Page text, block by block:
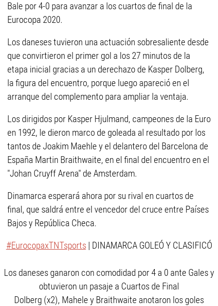
Bale por 4-0 para avanzar a los cuartos de final de la
Eurocopa 2020.
Los daneses tuvieron una actuación sobresaliente desde
que convirtieron el primer gol a los 27 minutos de la
etapa inicial gracias a un derechazo de Kasper Dolberg,
la figura del encuentro, porque luego apareció en el
arranque del complemento para ampliar la ventaja.
Los dirigidos por Kasper Hjulmand, campeones de la Euro
en 1992, le dieron marco de goleada al resultado por los
tantos de Joakim Maehle y el delantero del Barcelona de
España Martin Braithwaite, en el final del encuentro en el
"Johan Cruyff Arena" de Amsterdam.
Dinamarca esperará ahora por su rival en cuartos de
final, que saldrá entre el vencedor del cruce entre Países
Bajos y República Checa.
#EurocopaxTNTsports| DINAMARCA GOLEÓ Y CLASIFICÓ
Los daneses ganaron con comodidad por 4 a 0 ante Gales y
obtuvieron un pasaje a Cuartos de Final
Dolberg (x2), Mahele y Braithwaite anotaron los goles